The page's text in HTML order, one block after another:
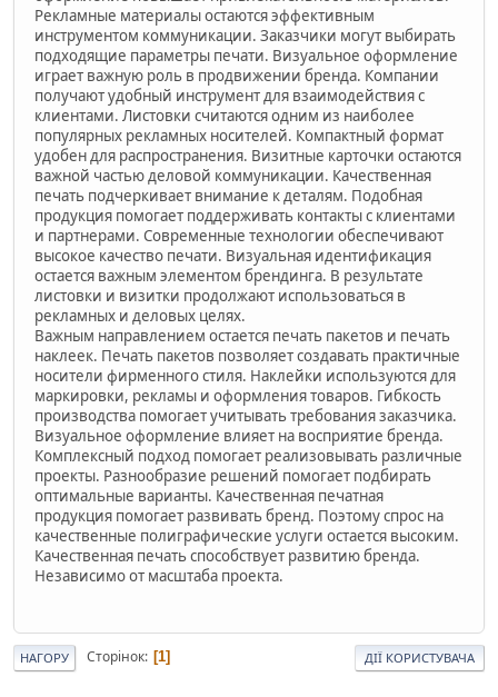
Рекламные материалы остаются эффективным
инструментом коммуникации. Заказчики могут выбирать
подходящие параметры печати. Визуальное оформление
играет важную роль в продвижении бренда. Компании
получают удобный инструмент для взаимодействия с
клиентами. Листовки считаются одним из наиболее
популярных рекламных носителей. Компактный формат
удобен для распространения. Визитные карточки остаются
важной частью деловой коммуникации. Качественная
печать подчеркивает внимание к деталям. Подобная
продукция помогает поддерживать контакты с клиентами
и партнерами. Современные технологии обеспечивают
высокое качество печати. Визуальная идентификация
остается важным элементом брендинга. В результате
листовки и визитки продолжают использоваться в
рекламных и деловых целях.
Важным направлением остается печать пакетов и печать
наклеек. Печать пакетов позволяет создавать практичные
носители фирменного стиля. Наклейки используются для
маркировки, рекламы и оформления товаров. Гибкость
производства помогает учитывать требования заказчика.
Визуальное оформление влияет на восприятие бренда.
Комплексный подход помогает реализовывать различные
проекты. Разнообразие решений помогает подбирать
оптимальные варианты. Качественная печатная
продукция помогает развивать бренд. Поэтому спрос на
качественные полиграфические услуги остается высоким.
Качественная печать способствует развитию бренда.
Независимо от масштаба проекта.
НАГОРУ Сторінок 1 ДІЇ КОРИСТУВАЧА